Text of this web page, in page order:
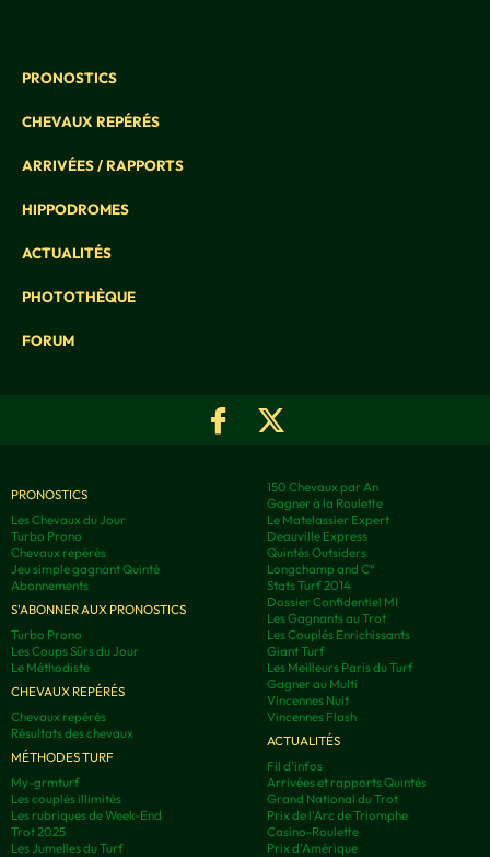
PRONOSTICS
CHEVAUX REPÉRÉS
ARRIVÉES / RAPPORTS
HIPPODROMES
ACTUALITÉS
PHOTOTHÈQUE
FORUM
PRONOSTICS
Les Chevaux du Jour
Turbo Prono
Chevaux repérés
Jeu simple gagnant Quinté
Abonnements
S'ABONNER AUX PRONOSTICS
Turbo Prono
Les Coups Sûrs du Jour
Le Méthodiste
CHEVAUX REPÉRÉS
Chevaux repérés
Résultats des chevaux
MÉTHODES TURF
My-grmturf
Les couplés illimités
Les rubriques de Week-End
Trot 2025
Les Jumelles du Turf
150 Chevaux par An
Gagner à la Roulette
Le Matelassier Expert
Deauville Express
Quintés Outsiders
Longchamp and C°
Stats Turf 2014
Dossier Confidentiel MI
Les Gagnants au Trot
Les Couplés Enrichissants
Giant Turf
Les Meilleurs Paris du Turf
Gagner au Multi
Vincennes Nuit
Vincennes Flash
ACTUALITÉS
Fil d'infos
Arrivées et rapports Quintés
Grand National du Trot
Prix de l'Arc de Triomphe
Casino-Roulette
Prix d'Amérique